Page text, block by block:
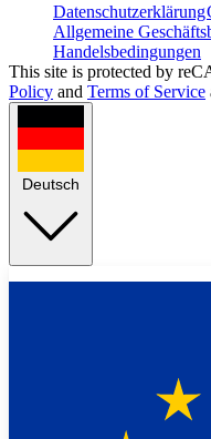
Datenschutzerklärung
Allgemeine
Handelsbedingungen
This site is protected by
Policy and Terms of Service
Deutsch